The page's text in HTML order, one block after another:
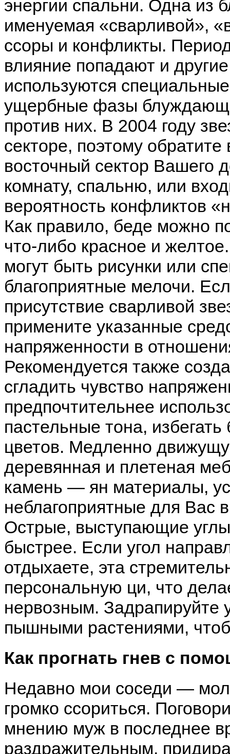
энергии спальни. Одна
именуемая «сварливой»,
ссоры и конфликты.
влияние попадают и
используются
ущербные фазы
против них. В 2004 году
секторе, поэтому
восточный сектор Вашего
комнату, спальню, или
вероятность конфликтов
Как правило, беде можно
что-либо красное и
могут быть рисунки или
благоприятные мелочи.
присутствие сварливой
примените указанные
напряженности в
Рекомендуется также
сгладить чувство
предпочтительнее
пастельные тона,
цветов. Медленно
деревянная и плетеная
камень — ян материалы,
неблагоприятные для Вас
Острые, выступающие углы
быстрее. Если угол
отдыхаете, эта
персональную ци, что
нервозным. Задрапируйте
пышными растениями,
Как прогнать гнев с
Недавно мои соседи —
громко ссориться.
мнению муж в последнее
раздражительным,